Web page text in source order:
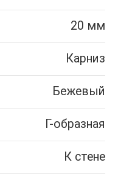
20 мм
Карниз
Бежевый
Г-образная
К стене